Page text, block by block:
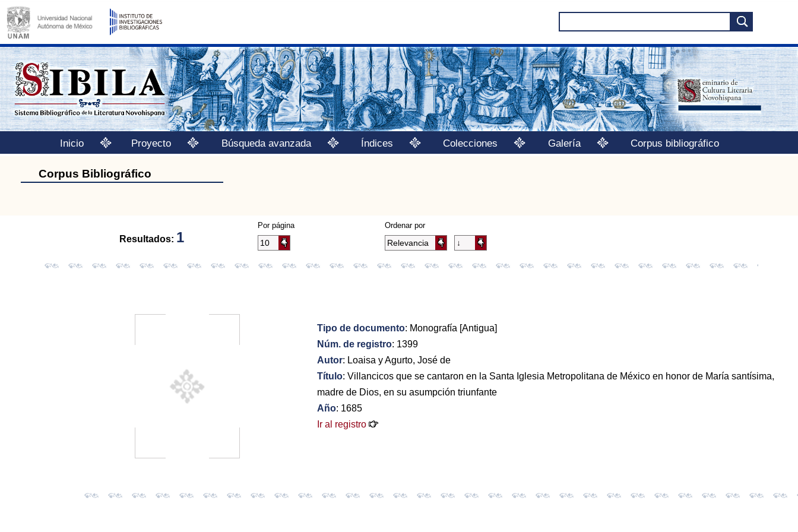
Inicio Proyecto Búsqueda avanzada Índices Colecciones Galería Corpus bibliográfico
Corpus Bibliográfico
Resultados: 1
Ordenar por
Por página
Tipo de documento: Monografía [Antigua]
Núm. de registro: 1399
Autor: Loaisa y Agurto, José de
Título: Villancicos que se cantaron en la Santa Iglesia Metropolitana de México en honor de María santísima,
madre de Dios, en su asumpción triunfante
Año: 1685
Ir al registro